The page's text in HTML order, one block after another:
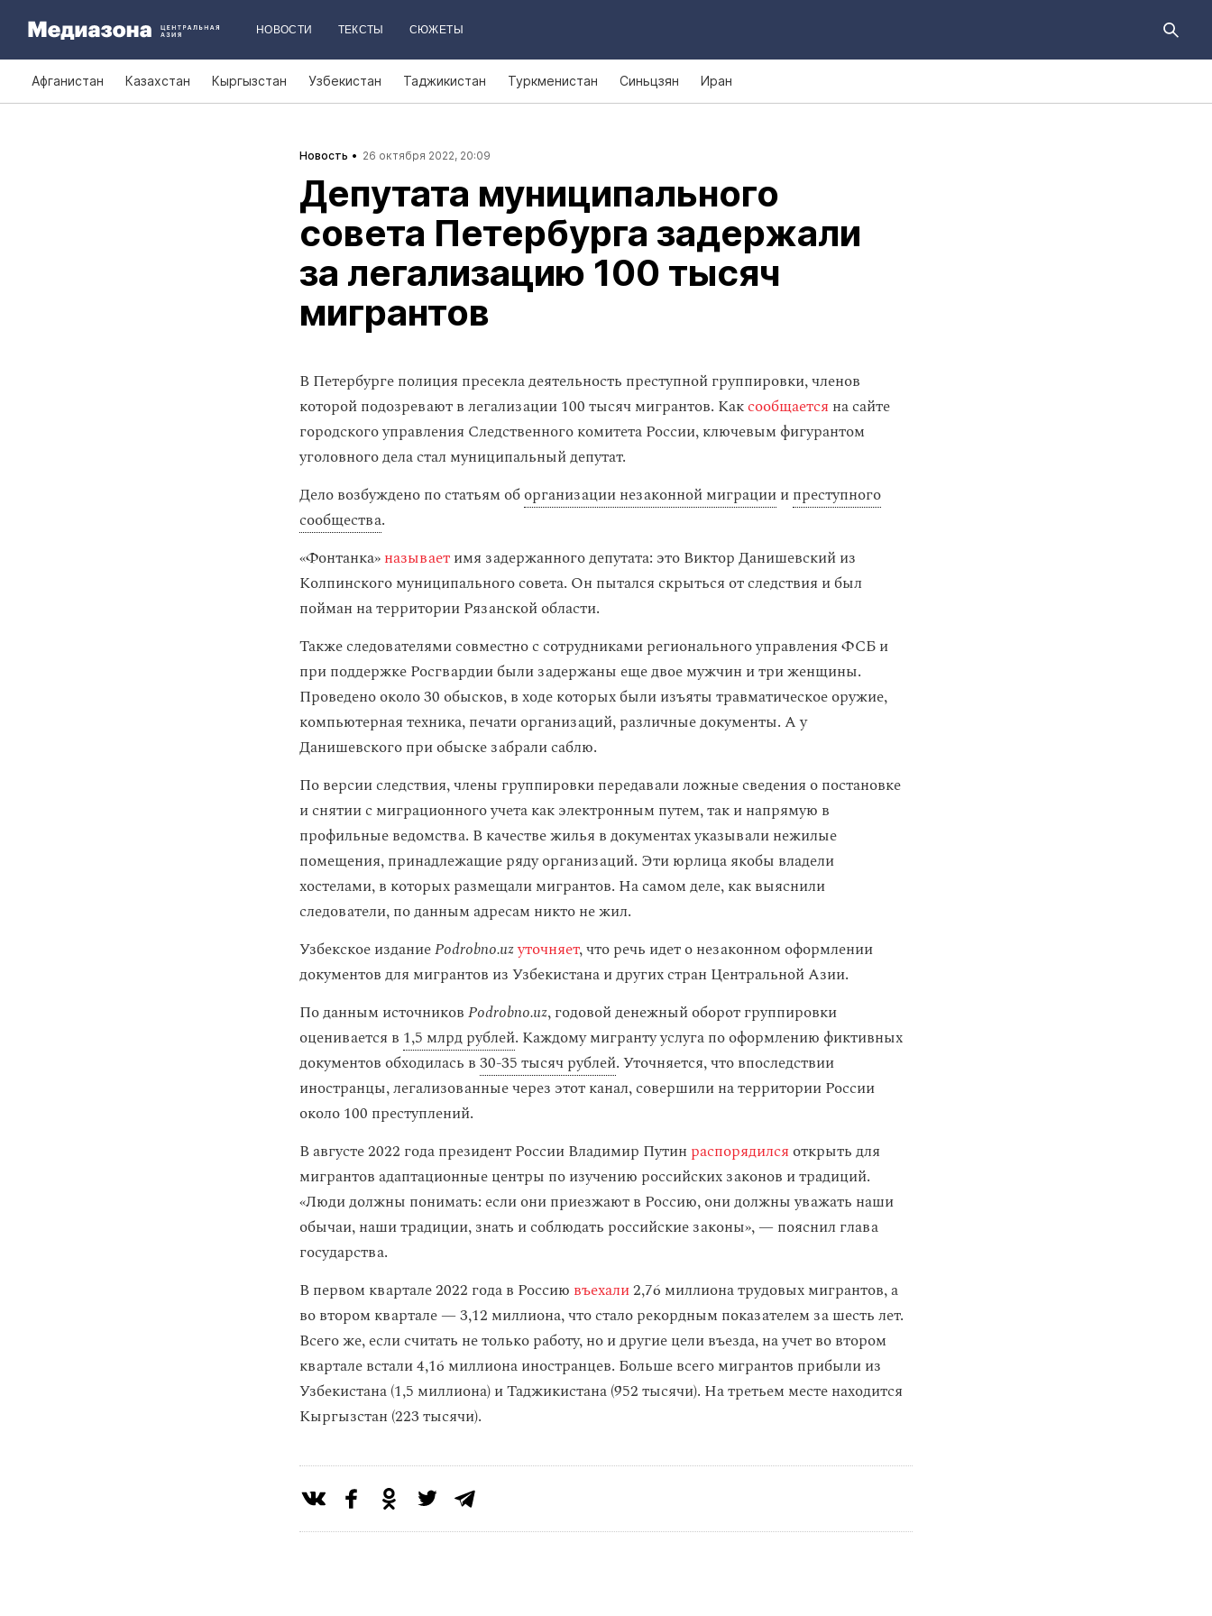
НОВОСТИ ТЕКСТЫ СЮЖЕТЫ
Афганистан Казахстан Кыргызстан Узбекистан Таджикистан Туркменистан Синьцзян Иран
Новость 26 октября 2022, 20:09
Депутата муниципального
совета Петербурга задержали
за легализацию 100 тысяч
мигрантов
В Петербурге полиция пресекла деятельность преступной группировки, членов
которой подозревают в легализации 100 тысяч мигрантов. Каксообщается на сайте
городского управления Следственного комитета России, ключевым фигурантом
уголовного дела стал муниципальный депутат.
Дело возбуждено по статьям оборганизации незаконной миграцииипреступного
сообщества.
«Фонтанка»называетимя задержанного депутата: это Виктор Данишевский из
Колпинского муниципального совета. Он пытался скрыться от следствия и был
пойман на территории Рязанской области.
Также следователями совместно с сотрудниками регионального управления ФСБ и
при поддержке Росгвардии были задержаны еще двое мужчин и три женщины.
Проведено около 30 обысков, в ходе которых были изъяты травматическое оружие,
компьютерная техника, печати организаций, различные документы. А у
Данишевского при обыске забрали саблю.
По версии следствия, члены группировки передавали ложные сведения о постановке
и снятии с миграционного учета как электронным путем, так и напрямую в
профильные ведомства. В качестве жилья в документах указывали нежилые
помещения, принадлежащие ряду организаций. Эти юрлица якобы владели
хостелами, в которых размещали мигрантов. На самом деле, как выяснили
следователи, по данным адресам никто не жил.
Узбекское изданиеPodrobno.uzуточняет, что речь идет о незаконном оформлении
документов для мигрантов из Узбекистана и других стран Центральной Азии.
По данным источниковPodrobno.uz, годовой денежный оборот группировки
оценивается в 1,5 млрд рублей. Каждому мигранту услуга по оформлению фиктивных
документов обходилась в30-35 тысяч рублей. Уточняется, что впоследствии
иностранцы, легализованные через этот канал, совершили на территории России
около 100 преступлений.
В августе 2022 года президент России Владимир Путин распорядился открыть для
мигрантов адаптационные центры по изучению российских законов и традиций.
«Люди должны понимать: если они приезжают в Россию, они должны уважать наши
обычаи, наши традиции, знать и соблюдать российские законы», — пояснил глава
государства.
В первом квартале 2022 года в Россию въехали2,76 миллиона трудовых мигрантов, а
во втором квартале — 3,12 миллиона, что стало рекордным показателем за шесть лет.
Всего же, если считать не только работу, но и другие цели въезда, на учет во втором
квартале встали 4,16 миллиона иностранцев. Больше всего мигрантов прибыли из
Узбекистана (1,5 миллиона) и Таджикистана (952 тысячи). На третьем месте находится
Кыргызстан (223 тысячи).